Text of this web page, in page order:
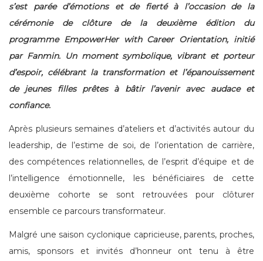
s’est parée d’émotions et de fierté à l’occasion de la
cérémonie de clôture de la deuxième édition du
programme EmpowerHer with Career Orientation, initié
par Fanmin. Un moment symbolique, vibrant et porteur
d’espoir, célébrant la transformation et l’épanouissement
de jeunes filles prêtes à bâtir l’avenir avec audace et
confiance.
Après plusieurs semaines d’ateliers et d’activités autour du
leadership, de l’estime de soi, de l’orientation de carrière,
des compétences relationnelles, de l’esprit d’équipe et de
l’intelligence émotionnelle, les bénéficiaires de cette
deuxième cohorte se sont retrouvées pour clôturer
ensemble ce parcours transformateur.
Malgré une saison cyclonique capricieuse, parents, proches,
amis, sponsors et invités d’honneur ont tenu à être